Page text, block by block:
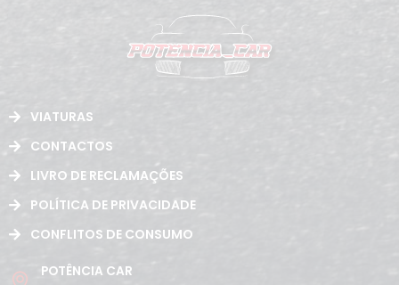
VIATURAS
CONTACTOS
LIVRO DE RECLAMAÇÕES
POLÍTICA DE PRIVACIDADE
CONFLITOS DE CONSUMO
POTÊNCIA CAR